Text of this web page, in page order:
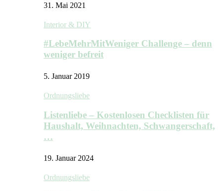
31. Mai 2021
Interior & DIY
#LebeMehrMitWeniger Challenge – denn
weniger befreit
5. Januar 2019
Ordnungsliebe
Listenliebe – Kostenlosen Checklisten für
Haushalt, Weihnachten, Schwangerschaft,
…
19. Januar 2024
Ordnungsliebe